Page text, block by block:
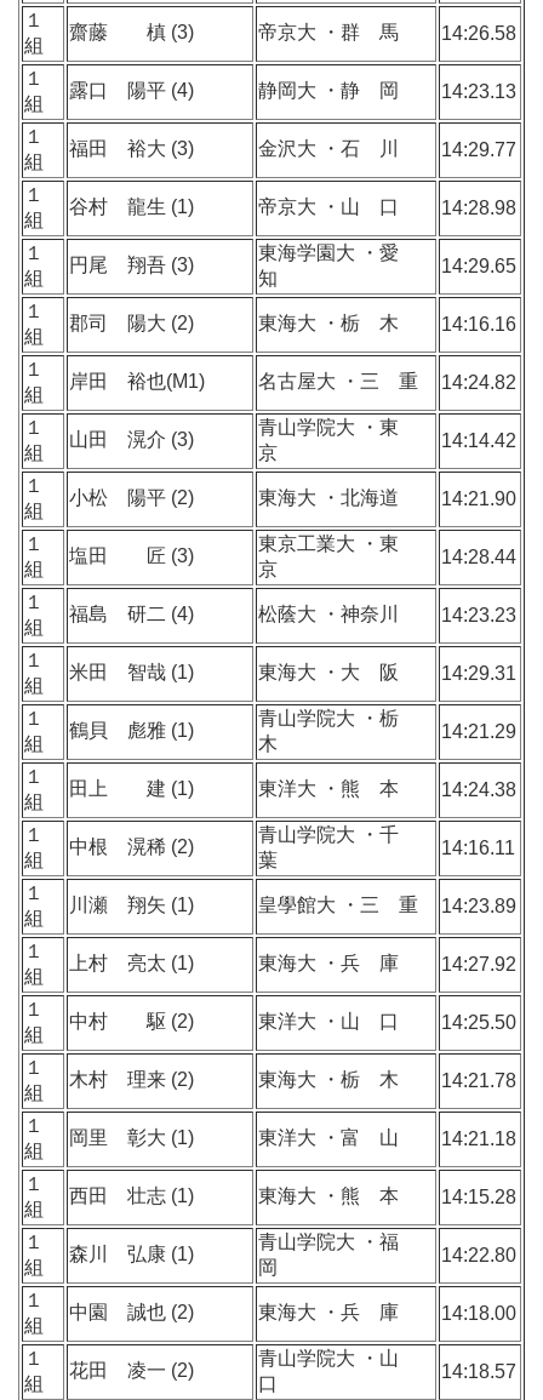
１
組
齋藤 槙 (3) 帝京大 ・群 馬 14:26.58
１
組
露口 陽平 (4) 静岡大 ・静 岡 14:23.13
１
組
福田 裕大 (3) 金沢大 ・石 川 14:29.77
１
組
谷村 龍生 (1) 帝京大 ・山 口 14:28.98
１
組
円尾 翔吾 (3)
東海学園大 ・愛
知
14:29.65
１
組
郡司 陽大 (2) 東海大 ・栃 木 14:16.16
１
組
岸田 裕也(M1) 名古屋大 ・三 重 14:24.82
１
組
山田 滉介 (3)
青山学院大 ・東
京
14:14.42
１
組
小松 陽平 (2) 東海大 ・北海道 14:21.90
１
組
塩田 匠 (3)
東京工業大 ・東
京
14:28.44
１
組
福島 研二 (4) 松蔭大 ・神奈川 14:23.23
１
組
米田 智哉 (1) 東海大 ・大 阪 14:29.31
１
組
鶴貝 彪雅 (1)
青山学院大 ・栃
木
14:21.29
１
組
田上 建 (1) 東洋大 ・熊 本 14:24.38
１
組
中根 滉稀 (2)
青山学院大 ・千
葉
14:16.11
１
組
川瀬 翔矢 (1) 皇學館大 ・三 重 14:23.89
１
組
上村 亮太 (1) 東海大 ・兵 庫 14:27.92
１
組
中村 駆 (2) 東洋大 ・山 口 14:25.50
１
組
木村 理来 (2) 東海大 ・栃 木 14:21.78
１
組
岡里 彰大 (1) 東洋大 ・富 山 14:21.18
１
組
西田 壮志 (1) 東海大 ・熊 本 14:15.28
１
組
森川 弘康 (1)
青山学院大 ・福
岡
14:22.80
１
組
中園 誠也 (2) 東海大 ・兵 庫 14:18.00
１
組
花田 凌一 (2)
青山学院大 ・山
口
14:18.57